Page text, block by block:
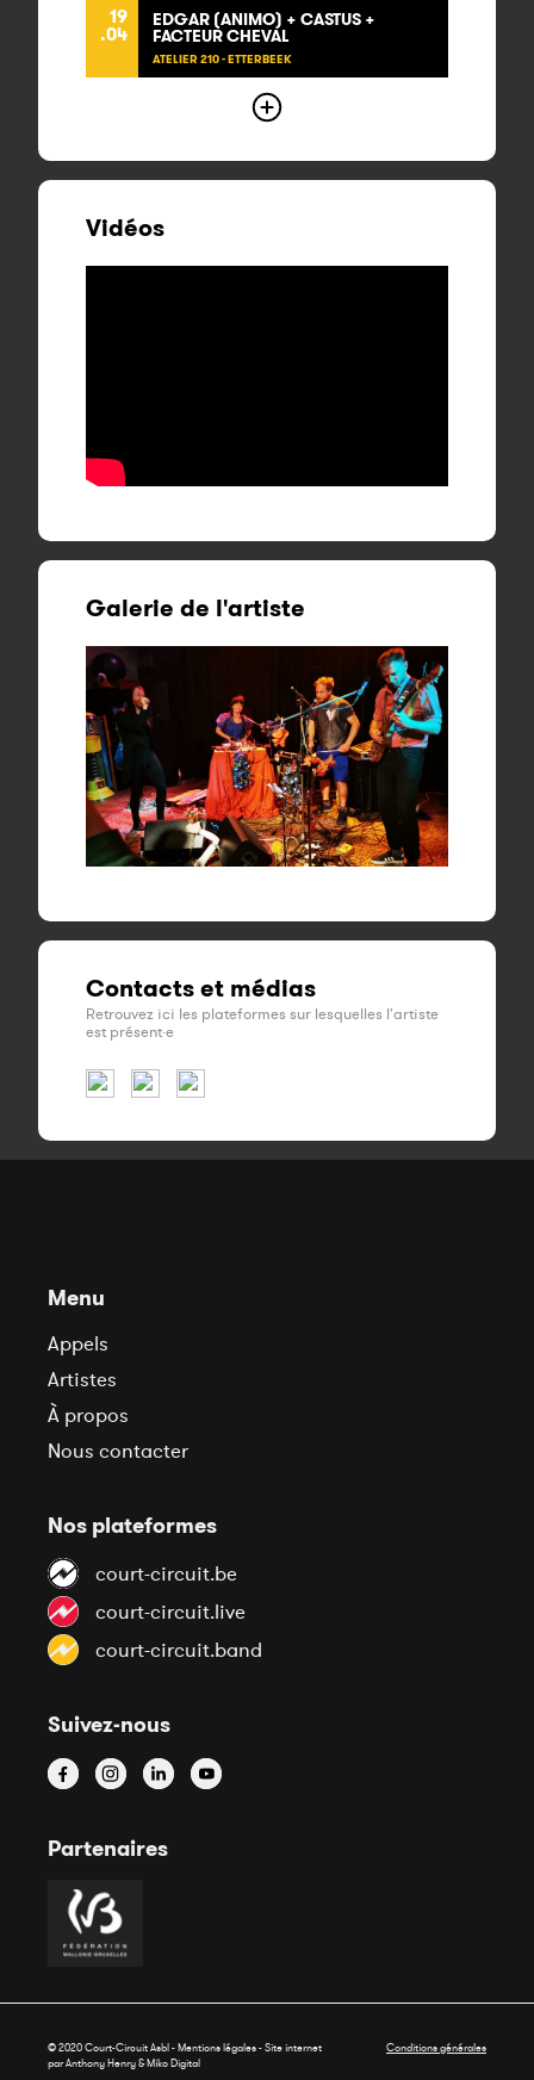
19
.04
EDGAR (ANIMO) + CASTUS +
FACTEUR CHEVAL
ATELIER 210 - ETTERBEEK
Vidéos
Galerie de l'artiste
Contacts et médias
Retrouvez ici les plateformes sur lesquelles l'artiste
est présent·e
Menu
Appels
Artistes
À propos
Nous contacter
Nos plateformes
court-circuit.be
court-circuit.live
court-circuit.band
Suivez-nous
Partenaires
© 2020 Court-Circuit Asbl - Mentions légales - Site internet
par Anthony Henry &Miko Digital
Conditions générales